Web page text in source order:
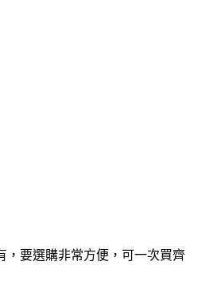
，要選購非常方便，可一次買齊